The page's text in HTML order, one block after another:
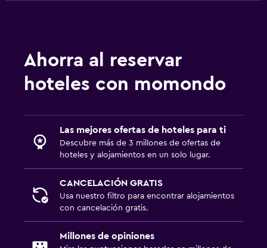
Ahorra al reservar
hoteles con momondo
Las mejores ofertas de hoteles para ti
Descubre más de 3 millones de ofertas de
hoteles y alojamientos en un solo lugar.
CANCELACIÓN GRATIS
Usa nuestro filtro para encontrar alojamientos
con cancelación gratis.
Millones de opiniones